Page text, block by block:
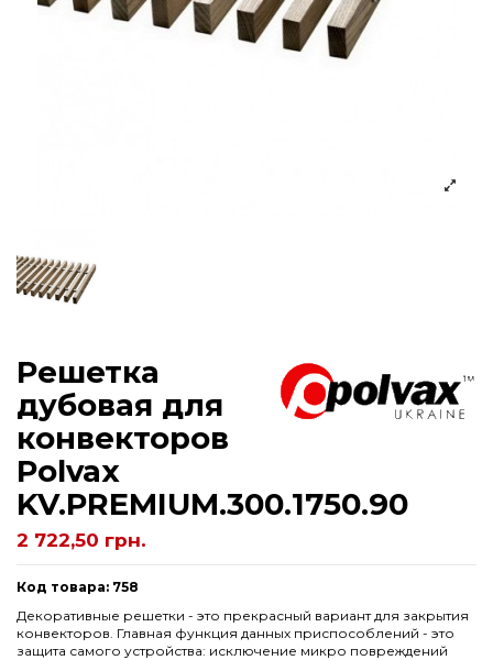
Решетка
дубовая для
конвекторов
Polvax
KV.PREMIUM.300.1750.90
2 722,50 грн.
Код товара: 758
Декоративные решетки - это прекрасный вариант для закрытия
конвекторов. Главная функция данных приспособлений - это
защита самого устройства: исключение микро повреждений